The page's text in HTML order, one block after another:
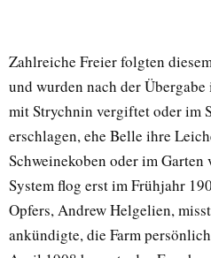
Zahlreiche Freier folgten
und wurden nach der
mit Strychnin vergiftet oder im
erschlagen, ehe Belle ihre
Schweinekoben oder im
System flog erst im Frühjahr
Opfers, Andrew Helgelien,
ankündigte, die Farm